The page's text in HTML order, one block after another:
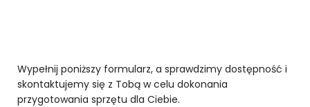
Wypełnij poniższy formularz, a sprawdzimy dostępność i
skontaktujemy się z Tobą w celu dokonania
przygotowania sprzętu dla Ciebie.